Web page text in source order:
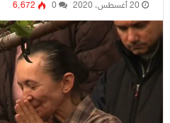
20 أغسطس، 2020 0 6٬672